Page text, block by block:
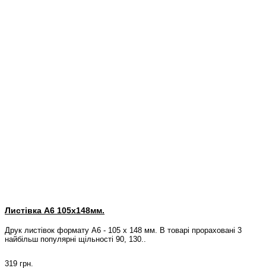
Листівка А6 105x148мм.
Друк листівок формату А6 - 105 х 148 мм. В товарі прораховані 3
найбільш популярні щільності 90, 130..
319 грн.